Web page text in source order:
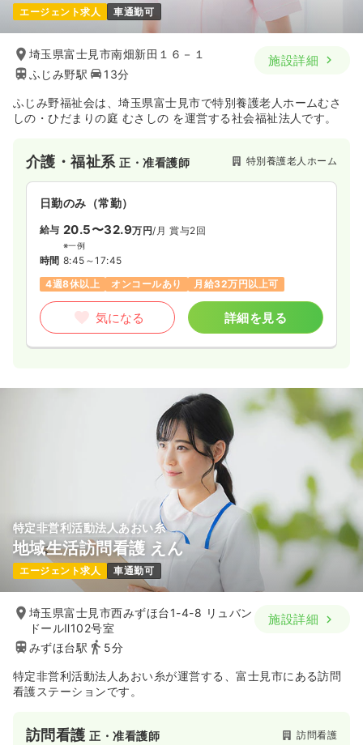
日勤のみ（常勤）
26.5万円 /月 賞与3.7ヶ月
※経験5年の例
時間 8:30～17:30
4週8休以上
オンコールあり ブランク可
第二新卒可
月給28万円以上可
ICU系正看護師
2交代（常勤）
※経験5年の例
時間 8:30～17:30
4週8休以上
ブランク可
第二新卒可
一般病院
賞与3.7ヶ月
時間 8:30～17:30
4週8休以上
ブランク可
第二新卒可
月給32万円以上可
病棟助産師
2交代（常勤）
34.4
※経験4年の例
エージェント求人 車通勤可
埼玉県富士見市南畑新田１６－１
ふじみ野駅
13分
施設詳細
ふじみ野福祉会は、埼玉県富士見市で特別養護老人ホームむさ
しの・ひだまりの庭 むさしの を運営する社会福祉法人です。
介護・福祉系正・准看護師 特別養護老人ホーム
日勤のみ（常勤）
給与 20.5〜32.9万円/月 賞与2回
※一例
時間 8:45～17:45
4週8休以上
オンコールあり 月給32万円以上可
気になる 詳細を見る
特定非営利活動法人あおい糸
地域生活訪問看護 えん
エージェント求人 車通勤可
埼玉県富士見市西みずほ台1-4-8 リュバン
ドールⅡ102号室
みずほ台駅
5分
施設詳細
特定非営利活動法人あおい糸が運営する、富士見市にある訪問
看護ステーションです。
訪問看護正・准看護師 訪問看護